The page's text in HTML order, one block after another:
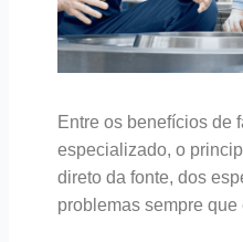
Entre os benefícios de
especializado, o
direto da fonte, dos
problemas sempre que